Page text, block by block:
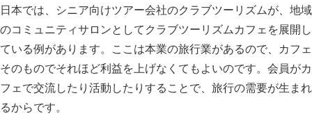
日本では、シニア向けツアー会社のクラブツーリズムが、地域
のコミュニティサロンとしてクラブツーリズムカフェを展開し
ている例があります。ここは本業の旅行業があるので、カフェ
そのものでそれほど利益を上げなくてもよいのです。会員がカ
フェで交流したり活動したりすることで、旅行の需要が生まれ
るからです。